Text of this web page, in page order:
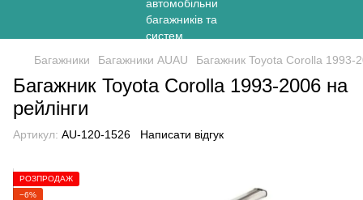
Багажники Багажники AUAU Багажник Toyota Corolla 1993-
Багажник Toyota Corolla 1993-2006 на
рейлінги
Артикул: AU-120-1526 Написати відгук
РОЗПРОДАЖ
−6%